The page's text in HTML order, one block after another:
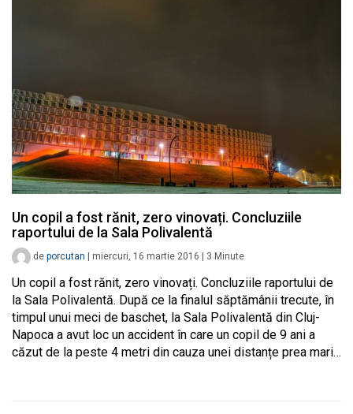
Un copil a fost rănit, zero vinovați. Concluziile
raportului de la Sala Polivalentă
de porcutan miercuri, 16 martie 2016 3 Minute
Un copil a fost rănit, zero vinovați. Concluziile raportului de
la Sala Polivalentă. După ce la finalul săptămânii trecute, în
timpul unui meci de baschet, la Sala Polivalentă din Cluj-
Napoca a avut loc un accident în care un copil de 9 ani a
căzut de la peste 4 metri din cauza unei distanțe prea mari…